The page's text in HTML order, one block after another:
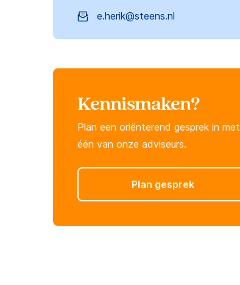
e.herik@steens.nl
Kennismaken?
Plan een oriënterend gesprek in met
één van onze adviseurs.
Plan gesprek